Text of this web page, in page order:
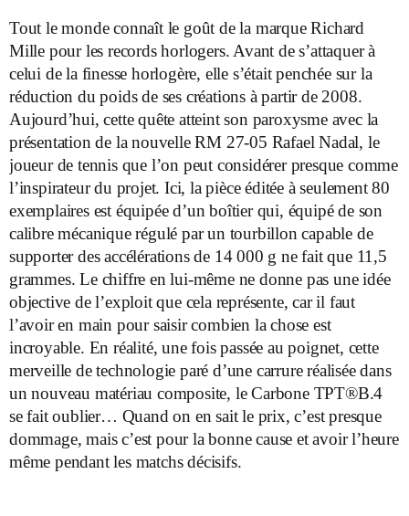
Tout le monde connaît le goût de la marque Richard
Mille pour les records horlogers. Avant de s’attaquer à
celui de la finesse horlogère, elle s’était penchée sur la
réduction du poids de ses créations à partir de 2008.
Aujourd’hui, cette quête atteint son paroxysme avec la
présentation de la nouvelle RM 27-05 Rafael Nadal, le
joueur de tennis que l’on peut considérer presque comme
l’inspirateur du projet. Ici, la pièce éditée à seulement 80
exemplaires est équipée d’un boîtier qui, équipé de son
calibre mécanique régulé par un tourbillon capable de
supporter des accélérations de 14 000 g ne fait que 11,5
grammes. Le chiffre en lui-même ne donne pas une idée
objective de l’exploit que cela représente, car il faut
l’avoir en main pour saisir combien la chose est
incroyable. En réalité, une fois passée au poignet, cette
merveille de technologie paré d’une carrure réalisée dans
un nouveau matériau composite, le Carbone TPT®B.4
se fait oublier… Quand on en sait le prix, c’est presque
dommage, mais c’est pour la bonne cause et avoir l’heure
même pendant les matchs décisifs.